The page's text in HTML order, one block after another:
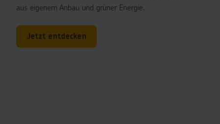
aus eigenem Anbau und grüner Energie.
Jetzt entdecken